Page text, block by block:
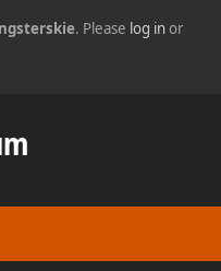
. Please log inor